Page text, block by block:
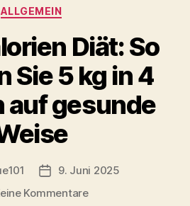
Kategorien
ALLGEMEIN
Diät: So
Sie 5 kg in 4
auf gesunde
Veröffentlichungsdatum
9. Juni 2025
Kommentarezu